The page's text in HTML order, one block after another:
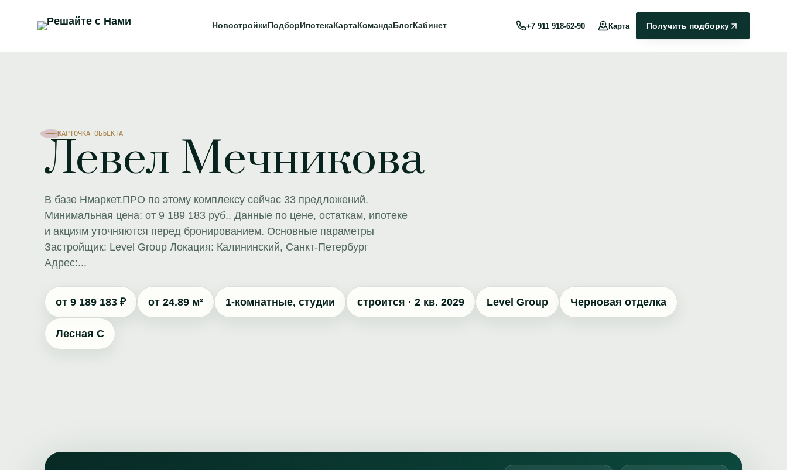
Новостройки Подбор ИпотекаКартаКомандаБлогКабинет +7 911 918-62-90 Карта Получить подборку
КАРТОЧКА ОБЪЕКТА
Левел Мечникова
В базе Нмаркет.ПРО по этому комплексу сейчас 33 предложений.
Минимальная цена: от 9 189 183 руб.. Данные по цене, остаткам, ипотеке
и акциям уточняются перед бронированием. Основные параметры
Застройщик: Level Group Локация: Калининский, Санкт-Петербург
Адрес:...
от 9 189 183 ₽ от 24.89 м² 1-комнатные, студии строится · 2 кв. 2029 Level Group Черновая отделка
Лесная С